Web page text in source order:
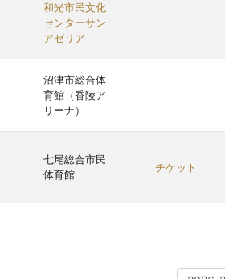
和光市民文化
センターサン
アゼリア
沼津市総合体
育館（香陵ア
リーナ）
七尾総合市民
体育館
チケット